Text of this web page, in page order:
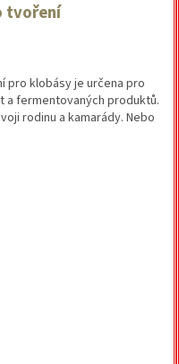
tvoření
pro klobásy je určena pro
fermentovaných produktů.
rodinu a kamarády. Nebo